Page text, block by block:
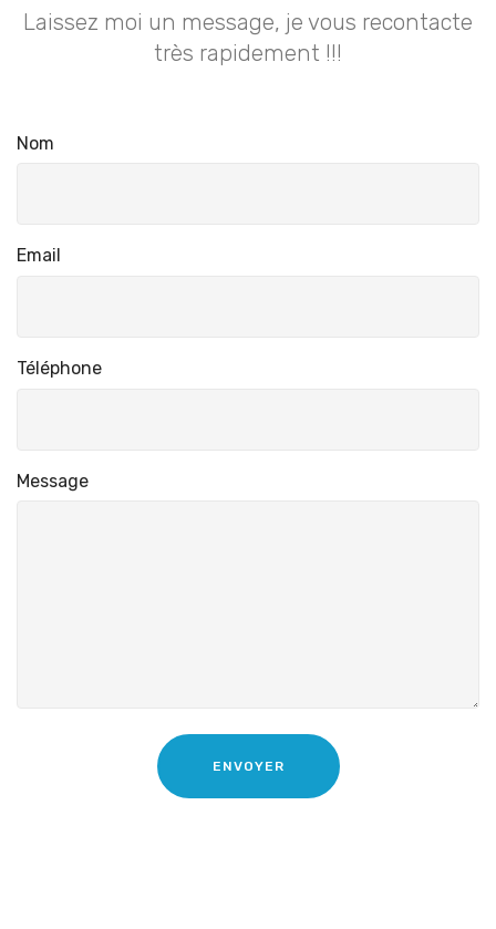
Laissez moi un message, je vous recontacte
très rapidement !!!
Nom
Email
Téléphone
Message
ENVOYER